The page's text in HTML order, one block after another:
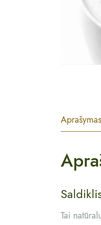
Aprašymas
Tai